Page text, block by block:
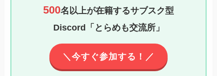
500名以上が在籍するサブスク型
Discord「とらめも交流所」
＼今すぐ参加する！／